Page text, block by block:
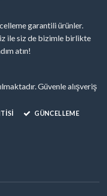
garantili ürünler.
ile siz de bizimle birlikte
atın!
Güvenle alışveriş
GÜNCELLEME